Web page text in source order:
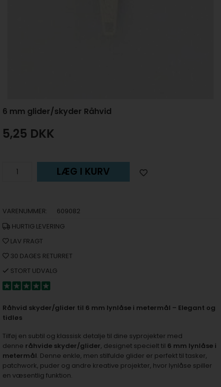
6 mm glider/skyder Råhvid
5,25 DKK
LÆG I KURV
VARENUMMER:
609082
HURTIG LEVERING
LAV FRAGT
30 DAGES RETURRET
STORT UDVALG
Råhvid skyder/glider til 6 mm lynlåse i metermål – Elegant og
tidløs
Tilføj en subtil og klassisk detalje til dine syprojekter med
denne råhvide skyder/glider, designet specielt til 6 mm lynlåse i
metermål. Denne enkle, men stilfulde glider er perfekt til tasker,
patchwork, puder og andre kreative projekter, hvor lynlåse spiller
en væsentlig funktion.